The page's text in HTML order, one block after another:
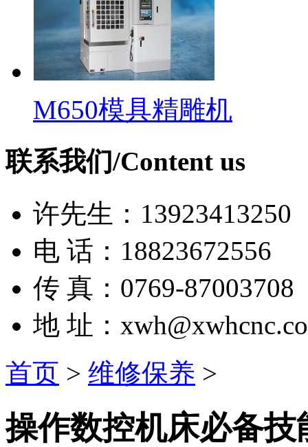
M650模具精雕机
联系我们/Content us
许先生：13923413250
电 话：18823672556
传 真：0769-87003708
地 址：
首页 > 维修保养 >
操作数控机床必备技